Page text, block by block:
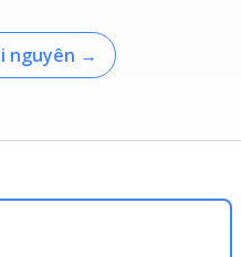
nguyên →